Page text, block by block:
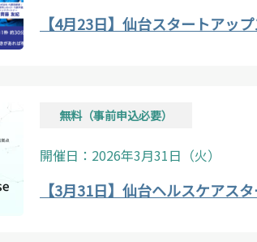
【4月23日】仙台スタートアッ
無料（事前申込必要）
開催日：2026年3月31日（火）
【3月31日】仙台ヘルスケアス